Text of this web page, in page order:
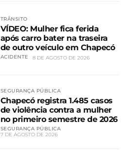
TRÂNSITO
VÍDEO: Mulher fica ferida
após carro bater na traseira
de outro veículo em Chapecó
ACIDENTE 8 DE AGOSTO DE 2026
SEGURANÇA PÚBLICA
Chapecó registra 1.485 casos
de violência contra a mulher
no primeiro semestre de 2026
SEGURANÇA PÚBLICA
7 DE AGOSTO DE 2026